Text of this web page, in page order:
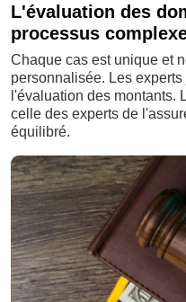
L'évaluation des
processus
Chaque cas est unique et
personnalisée. Les
l'évaluation des montants.
celle des experts de
équilibré.